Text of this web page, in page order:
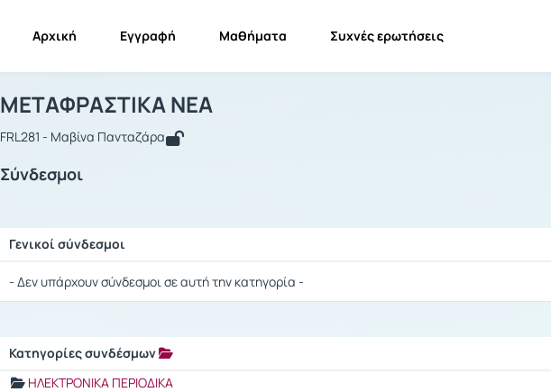
Αρχική Εγγραφή Μαθήματα Συχνές ερωτήσεις
Μάθημα : ΜΕΤΑΦΡΑΣΤΙΚΑ ΝΕΑ
ΜΕΤΑΦΡΑΣΤΙΚΑ ΝΕΑ
FRL281 - Μαβίνα Πανταζάρα
Σύνδεσμοι
Γενικοί σύνδεσμοι
- Δεν υπάρχουν σύνδεσμοι σε αυτή την κατηγορία -
Κατηγορίες συνδέσμων
ΗΛΕΚΤΡΟΝΙΚΑ ΠΕΡΙΟΔΙΚΑ